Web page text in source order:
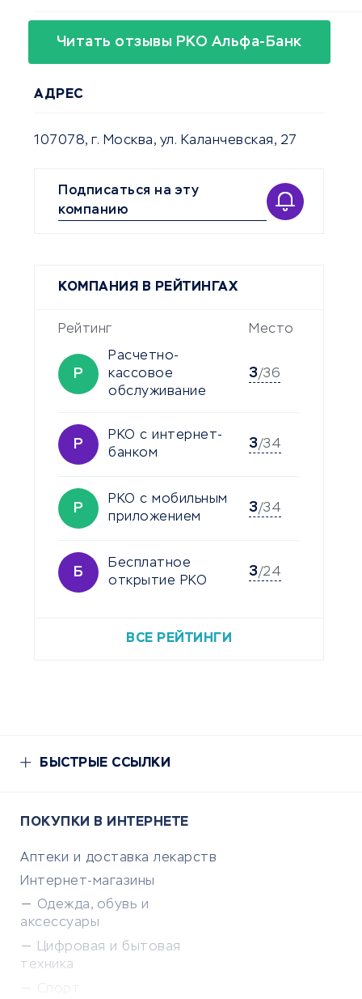
Читать отзывы РКО Альфа-Банк
АДРЕС
107078, г. Москва, ул. Каланчевская, 27
Подписаться на эту
компанию
КОМПАНИЯ В РЕЙТИНГАХ
Рейтинг Место
Р
Расчетно-
кассовое
обслуживание
3/36
Р
РКО с интернет-
банком
3/34
Р
РКО с мобильным
приложением
3/34
Б
Бесплатное
открытие РКО
3/24
ВСЕ РЕЙТИНГИ
БЫСТРЫЕ ССЫЛКИ
ПОКУПКИ В ИНТЕРНЕТЕ
Аптеки и доставка лекарств
Интернет-магазины
Одежда, обувь и
аксессуары
Цифровая и бытовая
техника